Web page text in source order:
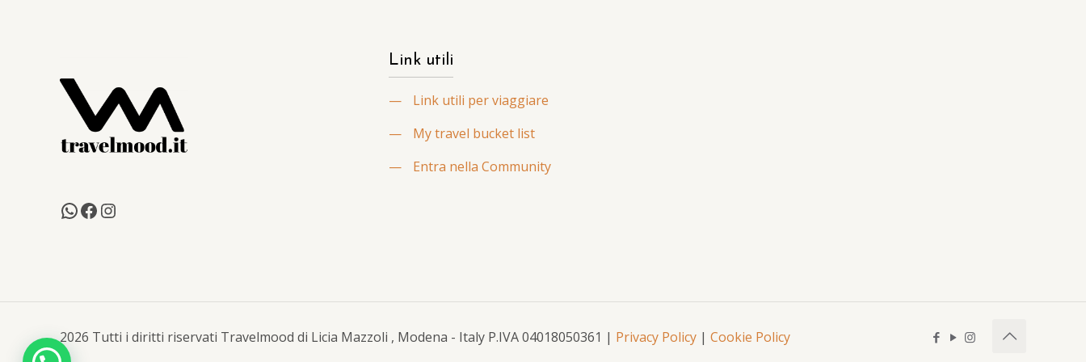
Link utili
—
Link utili per viaggiare
—
My travel bucket list
—
Entra nella Community
2026 Tutti i diritti riservati Travelmood di Licia Mazzoli , Modena - Italy P.IVA 04018050361 | Privacy Policy | Cookie Policy